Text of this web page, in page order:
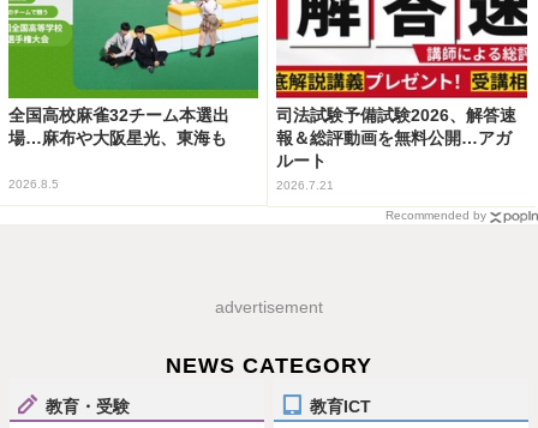
全国高校麻雀32チーム本選出
場…麻布や大阪星光、東海も
2026.8.5
司法試験予備試験2026、解答速
報＆総評動画を無料公開…アガ
ルート
2026.7.21
Recommended by
advertisement
NEWS CATEGORY
教育・受験 教育ICT